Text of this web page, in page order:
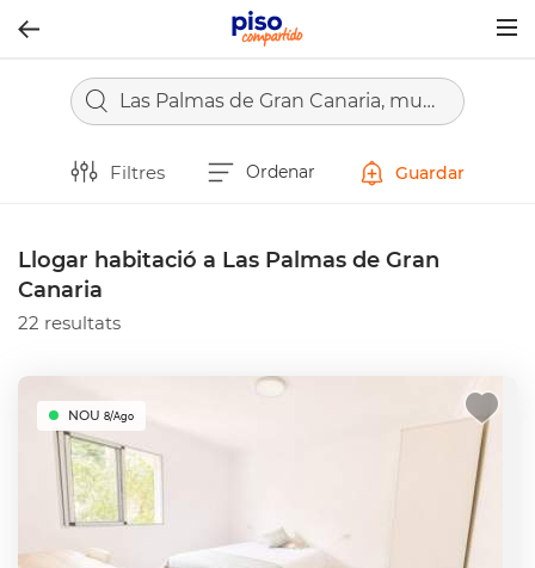
Las Palmas de Gran Canaria, municipio de Las Palmas
Filtres Ordenar Guardar
Llogar habitació a Las Palmas de Gran
Canaria
22 resultats
NOU 8/Ago